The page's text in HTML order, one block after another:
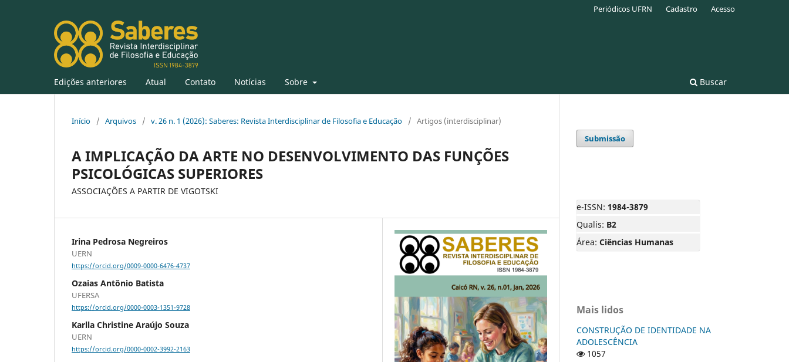
Edições anteriores Atual Contato Notícias Sobre Buscar
Periódicos UFRN Cadastro Acesso
Início / Arquivos / v. 26 n. 1 (2026): Saberes: Revista Interdisciplinar de Filosofia e Educação / Artigos (interdisciplinar)
A IMPLICAÇÃO DA ARTE NO DESENVOLVIMENTO DAS FUNÇÕES
PSICOLÓGICAS SUPERIORES
ASSOCIAÇÕES A PARTIR DE VIGOTSKI
Irina Pedrosa Negreiros
UERN
https://orcid.org/0009-0000-6476-4737
Ozaias Antônio Batista
UFERSA
https://orcid.org/0000-0003-1351-9728
Karlla Christine Araújo Souza
UERN
https://orcid.org/0000-0002-3992-2163
Submissão
e-ISSN: 1984-3879
Qualis: B2
Área: Ciências Humanas
Mais lidos
CONSTRUÇÃO DE IDENTIDADE NA
ADOLESCÊNCIA
1057